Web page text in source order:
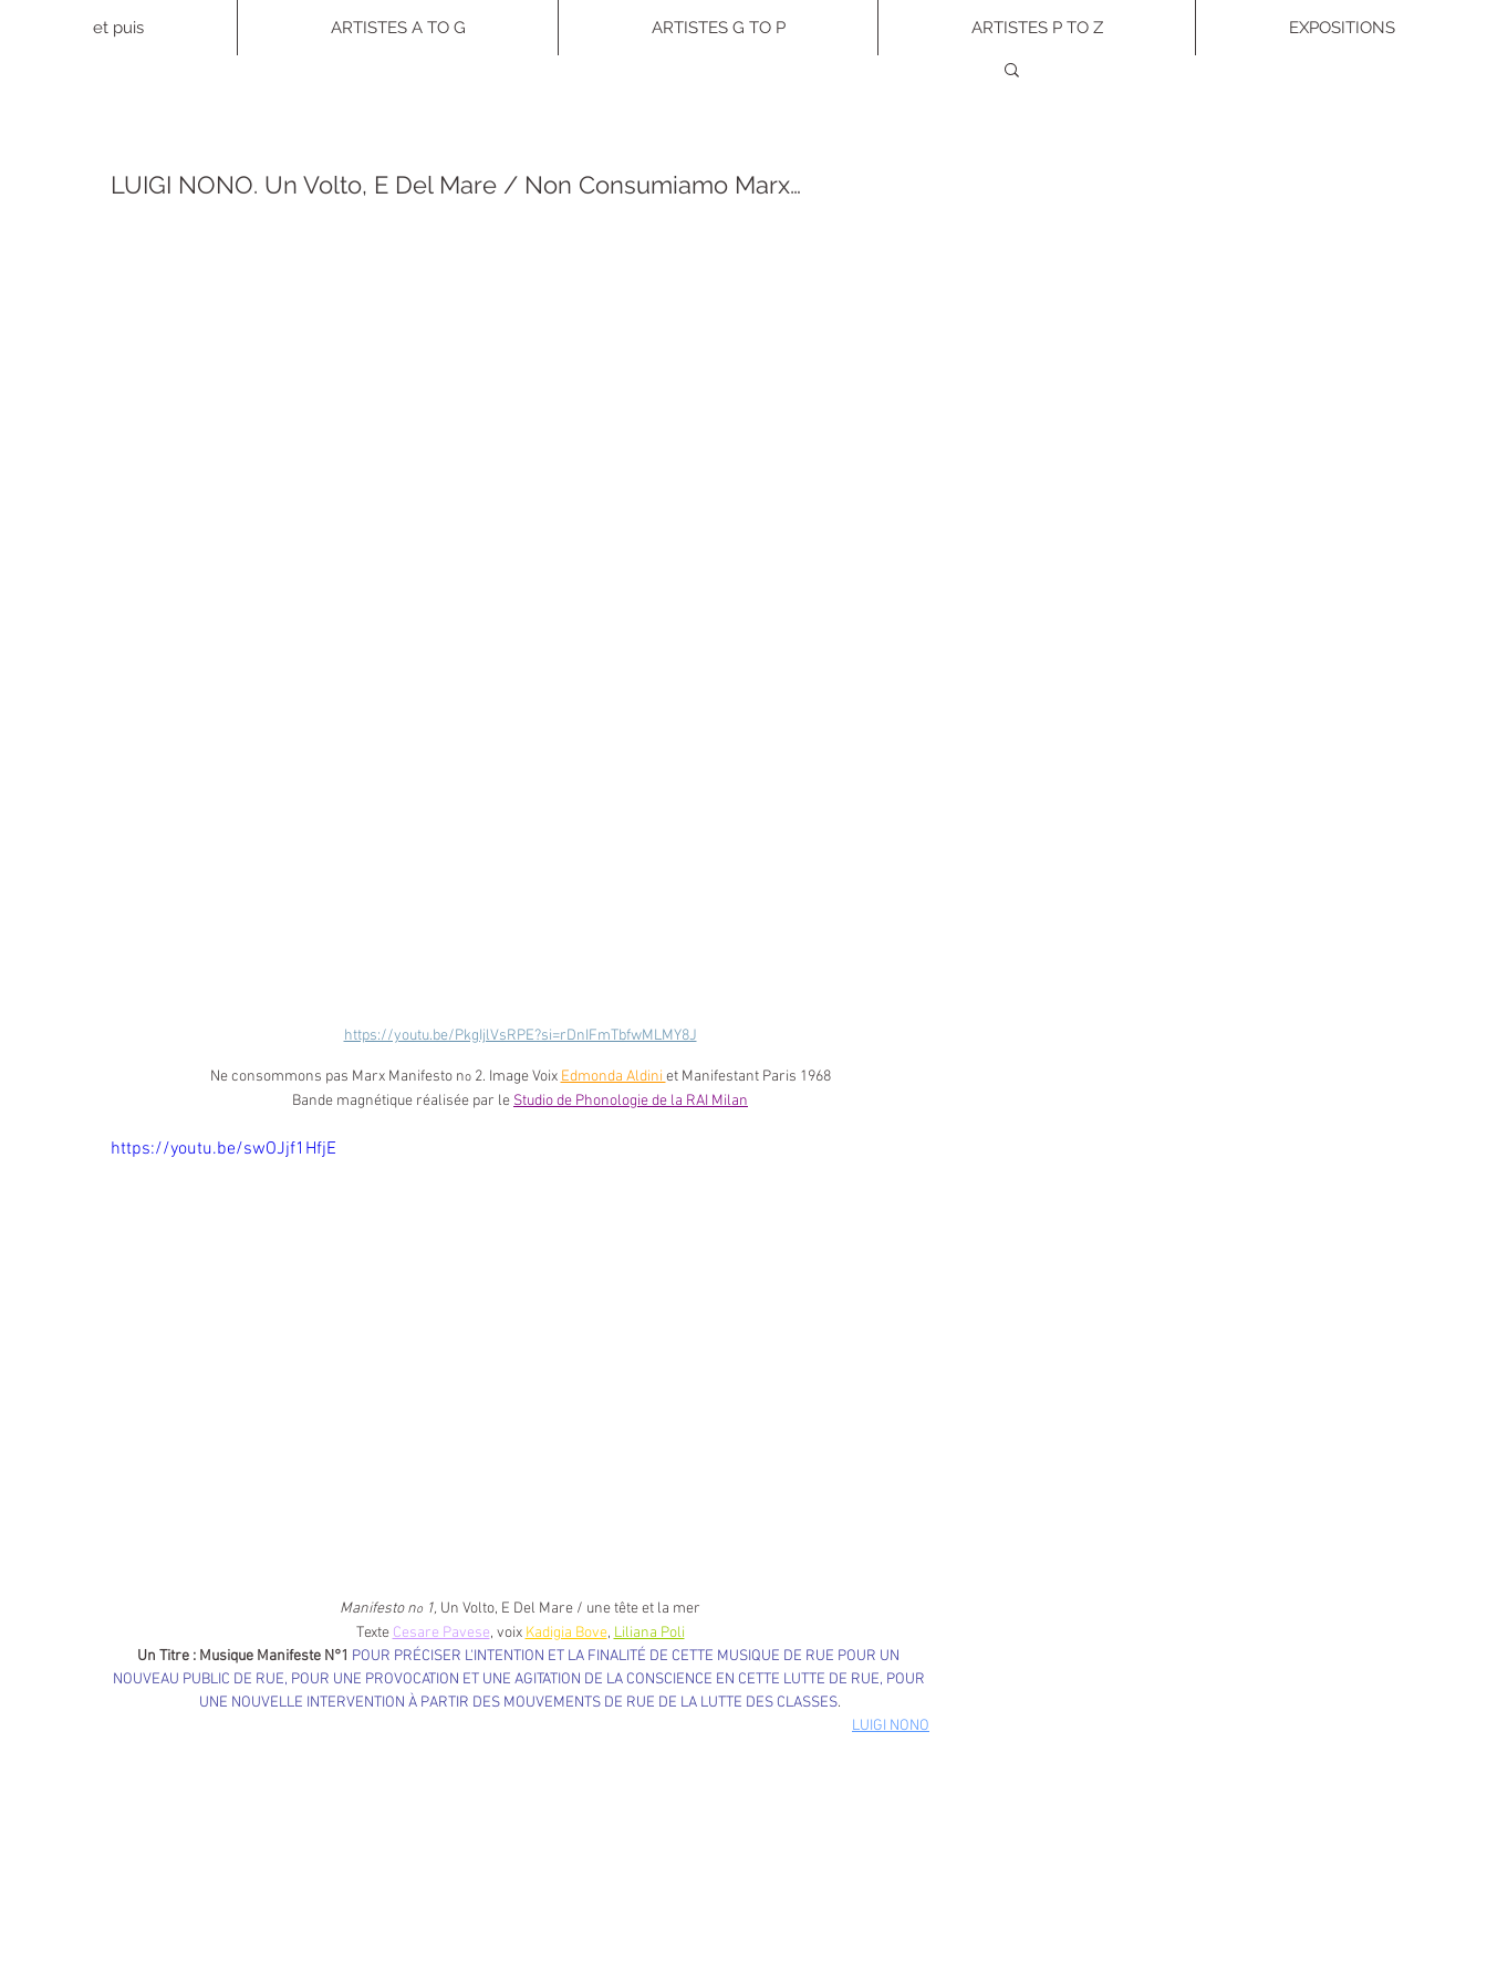
et puis ARTISTES A TO G ARTISTES G TO P ARTISTES P TO Z EXPOSITIONS
LUIGI NONO. Un Volto, E Del Mare / Non Consumiamo Marx…
https://youtu.be/PkgIjlVsRPE?si=rDnIFmTbfwMLMY8J
Ne consommons pas Marx Manifesto no 2. Image Voix Edmonda Aldini et Manifestant Paris 1968
Bande magnétique réalisée par le Studio de Phonologie de la RAI Milan
https://youtu.be/swOJjf1HfjE
Manifesto no 1, Un Volto, E Del Mare / une tête et la mer
Texte Cesare Pavese, voix Kadigia Bove, Liliana Poli
Un Titre : Musique Manifeste N°1 POUR PRÉCISER L'INTENTION ET LA FINALITÉ DE CETTE MUSIQUE DE RUE POUR UN
NOUVEAU PUBLIC DE RUE, POUR UNE PROVOCATION ET UNE AGITATION DE LA CONSCIENCE EN CETTE LUTTE DE RUE, POUR
UNE NOUVELLE INTERVENTION À PARTIR DES MOUVEMENTS DE RUE DE LA LUTTE DES CLASSES.
LUIGI NONO